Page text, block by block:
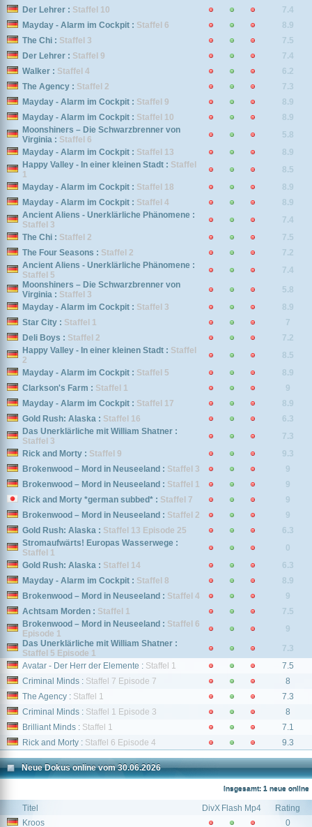
Der Lehrer : Staffel 10
7.4
Mayday - Alarm im Cockpit : Staffel 6
8.9
The Chi : Staffel 3
7.5
Der Lehrer : Staffel 9
7.4
Walker : Staffel 4
6.2
The Agency : Staffel 2
7.3
Mayday - Alarm im Cockpit : Staffel 9
8.9
Mayday - Alarm im Cockpit : Staffel 10
8.9
Moonshiners – Die Schwarzbrenner von
Virginia : Staffel 6
5.8
Mayday - Alarm im Cockpit : Staffel 13
8.9
Happy Valley - In einer kleinen Stadt : Staffel
1
8.5
Mayday - Alarm im Cockpit : Staffel 18
8.9
Mayday - Alarm im Cockpit : Staffel 4
8.9
Ancient Aliens - Unerklärliche Phänomene :
Staffel 3
7.4
The Chi : Staffel 2
7.5
The Four Seasons : Staffel 2
7.2
Ancient Aliens - Unerklärliche Phänomene :
Staffel 5
7.4
Moonshiners – Die Schwarzbrenner von
Virginia : Staffel 3
5.8
Mayday - Alarm im Cockpit : Staffel 3
8.9
Star City : Staffel 1
7
Deli Boys : Staffel 2
7.2
Happy Valley - In einer kleinen Stadt : Staffel
2
8.5
Mayday - Alarm im Cockpit : Staffel 5
8.9
Clarkson's Farm : Staffel 1
9
Mayday - Alarm im Cockpit : Staffel 17
8.9
Gold Rush: Alaska : Staffel 16
6.3
Das Unerklärliche mit William Shatner :
Staffel 3
7.3
Rick and Morty : Staffel 9
9.3
Brokenwood – Mord in Neuseeland : Staffel 3
9
Brokenwood – Mord in Neuseeland : Staffel 1
9
Rick and Morty *german subbed* : Staffel 7
9
Brokenwood – Mord in Neuseeland : Staffel 2
9
Gold Rush: Alaska : Staffel 13 Episode 25
6.3
Stromaufwärts! Europas Wasserwege :
Staffel 1
0
Gold Rush: Alaska : Staffel 14
6.3
Mayday - Alarm im Cockpit : Staffel 8
8.9
Brokenwood – Mord in Neuseeland : Staffel 4
9
Achtsam Morden : Staffel 1
7.5
Brokenwood – Mord in Neuseeland : Staffel 6
Episode 1
9
Das Unerklärliche mit William Shatner :
Staffel 5 Episode 1
7.3
Avatar - Der Herr der Elemente : Staffel 1
7.5
Criminal Minds : Staffel 7 Episode 7
8
The Agency : Staffel 1
7.3
Criminal Minds : Staffel 1 Episode 3
8
Brilliant Minds : Staffel 1
7.1
Rick and Morty : Staffel 6 Episode 4 9.3
Neue Dokus online vom 30.06.2026
Insgesamt: 1 neue online
Titel DivX Flash Mp4
Rating
Kroos
0